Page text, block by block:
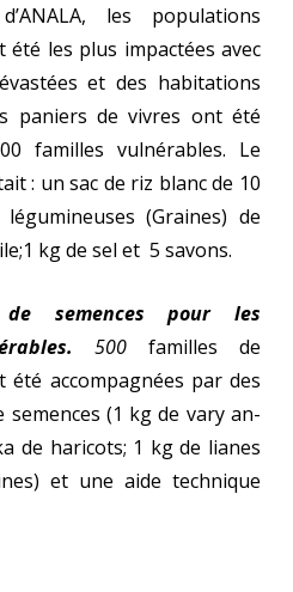
les populations
été les plus impactées avec
et des habitations
paniers de vivres ont été
familles vulnérables. Le
: un sac de riz blanc de 10
(Graines) de
kg de sel et 5 savons.
de semences pour les
500 familles de
été accompagnées par des
(1 kg de vary an-
de haricots; 1 kg de lianes
et une aide technique